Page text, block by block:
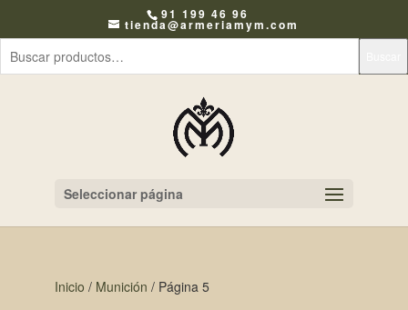
91 199 46 96
tienda@armeriamym.com
Seleccionar página
Inicio / Munición / Página 5